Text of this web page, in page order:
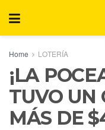
Home LOTERÍA
¡LA
TUVO UN
MÁS DE